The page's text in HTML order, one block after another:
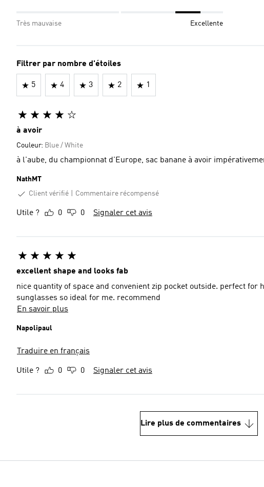
Très mauvaise Excellente
Filtrer par nombre d'étoiles
5 4 3 2 1
à avoir
Couleur: Blue / White
à l'aube, du championnat d'Europe, sac banane à avoir
NathMT
Client vérifié
Commentaire récompensé
Utile ? 0 0 Signaler cet avis
excellent shape and looks fab
nice quantity of space and convenient zip pocket outside. perfect for
sunglasses so ideal for me. recommend
En savoir plus
Napolipaul
Traduire en français
Utile ? 0 0 Signaler cet avis
Lire plus de commentaires